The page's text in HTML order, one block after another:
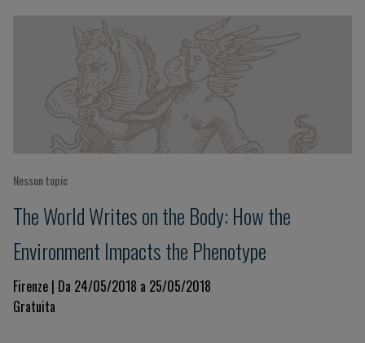
Nessun topic
The World Writes on the Body: How the
Environment Impacts the Phenotype
Firenze | Da 24/05/2018 a 25/05/2018
Gratuita